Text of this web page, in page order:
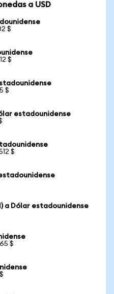
a USD
$
$
$
estadounidense
$
a Dólar estadounidense
$